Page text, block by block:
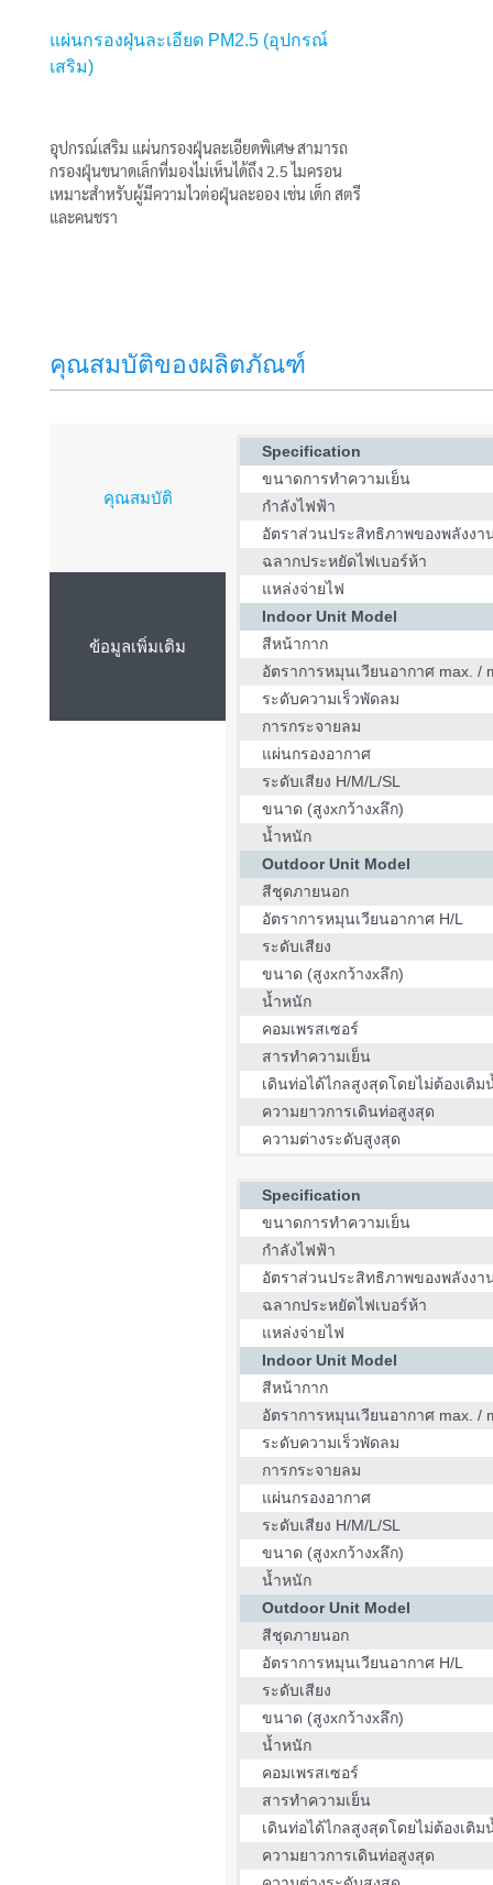
แผ่นกรองฝุ่นละเอียด PM2.5 (อุปกรณ์
เสริม)
อุปกรณ์เสริม แผ่นกรองฝุ่นละเอียดพิเศษ สามารถ
กรองฝุ่นขนาดเล็กที่มองไม่เห็นได้ถึง 2.5 ไมครอน
เหมาะสำหรับผู้มีความไวต่อฝุ่นละออง เช่น เด็ก สตรี
และคนชรา
คุณสมบัติของผลิตภัณฑ์
คุณสมบัติ
ข้อมูลเพิ่มเติม
Specification
ขนาดการทำความเย็น
กำลังไฟฟ้า
อัตราส่วนประสิทธิภาพของพลังงา
ฉลากประหยัดไฟเบอร์ห้า
แหล่งจ่ายไฟ
Indoor Unit Model
สีหน้ากาก
อัตราการหมุนเวียนอากาศ max. /
ระดับความเร็วพัดลม
การกระจายลม
แผ่นกรองอากาศ
ระดับเสียง H/M/L/SL
ขนาด (สูงxกว้างxลึก)
น้ำหนัก
Outdoor Unit Model
สีชุดภายนอก
อัตราการหมุนเวียนอากาศ H/L
ระดับเสียง
ขนาด (สูงxกว้างxลึก)
น้ำหนัก
คอมเพรสเซอร์
สารทำความเย็น
เดินท่อได้ไกลสูงสุดโดยไม่ต้องเติม
ความยาวการเดินท่อสูงสุด
ความต่างระดับสูงสุด
Specification
ขนาดการทำความเย็น
กำลังไฟฟ้า
อัตราส่วนประสิทธิภาพของพลังงา
ฉลากประหยัดไฟเบอร์ห้า
แหล่งจ่ายไฟ
Indoor Unit Model
สีหน้ากาก
อัตราการหมุนเวียนอากาศ max. /
ระดับความเร็วพัดลม
การกระจายลม
แผ่นกรองอากาศ
ระดับเสียง H/M/L/SL
ขนาด (สูงxกว้างxลึก)
น้ำหนัก
Outdoor Unit Model
สีชุดภายนอก
อัตราการหมุนเวียนอากาศ H/L
ระดับเสียง
ขนาด (สูงxกว้างxลึก)
น้ำหนัก
คอมเพรสเซอร์
สารทำความเย็น
เดินท่อได้ไกลสูงสุดโดยไม่ต้องเติม
ความยาวการเดินท่อสูงสุด